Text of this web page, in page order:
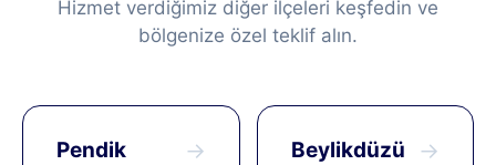
Hizmet verdiğimiz diğer ilçeleri keşfedin ve
bölgenize özel teklif alın.
Pendik → Beylikdüzü →